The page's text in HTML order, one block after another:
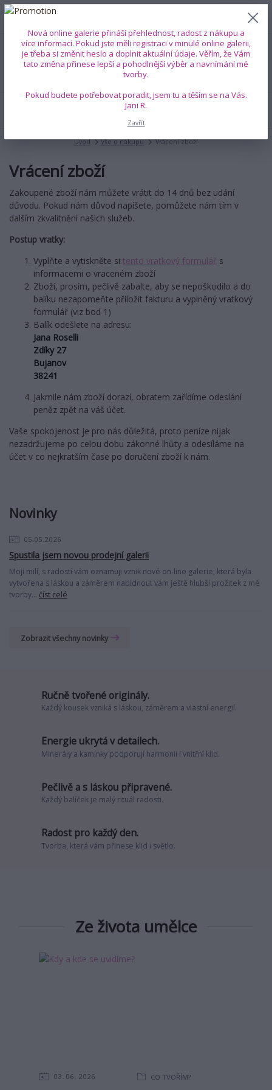
Menu
+420 739 353 708 0 ks
0 Kč
Úvod Vše o nákupu Vrácení zboží
Novinky
05.05.2026
Spustila jsem novou prodejní galerii
Moji milí, s radostí vám oznamuji vznik nové on-line galerie, která byla
vytvořena s láskou a záměrem nabídnout vám ještě hlubší prožitek z mé
tvorby... číst celé
Zobrazit všechny novinky
Vrácení zboží
Zakoupené zboží nám můžete vrátit do 14 dnů bez udání
důvodu. Pokud nám důvod napíšete, pomůžete nám tím v
dalším zkvalitnění našich služeb.
Postup vratky:
Vyplňte a vytiskněte si tento vratkový formulář s
informacemi o vraceném zboží
Zboží, prosím, pečlivě zabalte, aby se nepoškodilo a do
balíku nezapomeňte přiložit fakturu a vyplněný vratkový
formulář (viz bod 1)
Balík odešlete na adresu:
Jana Roselli
Zdíky 27
Bujanov
38241
Jakmile nám zboží dorazí, obratem zařídíme odeslání
peněz zpět na váš účet.
Vaše spokojenost je pro nás důležitá, proto peníze nijak
nezadržujeme po celou dobu zákonné lhůty a odesíláme na
účet v co nejkratším čase po doručení zboží k nám.
Ručně tvořené originály.
Každý kousek vzniká s láskou, záměrem a vlastní energií.
Energie ukrytá v detailech.
Minerály a kamínky podporují harmonii i vnitřní klid.
Pečlivě a s láskou připravené.
Každý balíček je malý rituál radosti.
Radost pro každý den.
Tvorba, která vám přinese klid i světlo.
Ze života umělce
03 06 2026 CO TVOŘÍM?
Nová online galerie přináší přehlednost, radost z nákupu a
více informací. Pokud jste měli registraci v minulé online galerii,
je třeba si změnit heslo a doplnit aktuální údaje. Věřím, že Vám
tato změna přinese lepší a pohodlnější výběr a navnímání mé
tvorby.
Pokud budete potřebovat poradit, jsem tu a těším se na Vás.
Jani R.
Zavřít